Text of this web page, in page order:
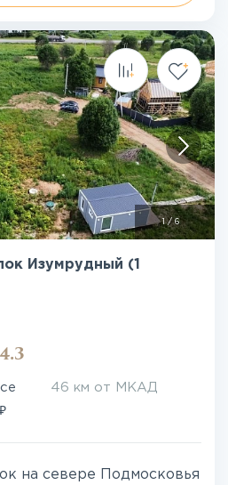
1/6
Изумрудный (1
4.3
46 км от МКАД
₽
на севере Подмосковья